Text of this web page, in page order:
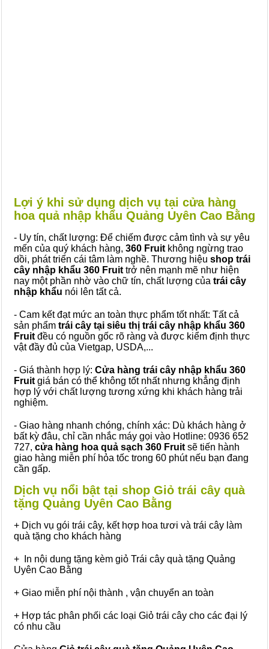
Lợi ý khi sử dụng dịch vụ tại cửa hàng
hoa quả nhập khẩu Quảng Uyên Cao Bằng
- Uy tín, chất lượng: Để chiếm được cảm tình và sự yêu
mến của quý khách hàng, 360 Fruit không ngừng trao
dồi, phát triển cái tâm làm nghề. Thương hiệu shop trái
cây nhập khẩu 360 Fruit trở nên mạnh mẽ như hiện
nay một phần nhờ vào chữ tín, chất lượng của trái cây
nhập khẩu nói lên tất cả.
- Cam kết đạt mức an toàn thực phẩm tốt nhất: Tất cả
sản phẩm trái cây tại siêu thị trái cây nhập khẩu 360
Fruit đều có nguồn gốc rõ ràng và được kiểm định thực
vật đầy đủ của Vietgap, USDA,...
- Giá thành hợp lý: Cửa hàng trái cây nhập khẩu 360
Fruit giá bán có thể không tốt nhất nhưng khẳng định
hợp lý với chất lượng tương xứng khi khách hàng trải
nghiệm.
- Giao hàng nhanh chóng, chính xác: Dù khách hàng ở
bất kỳ đâu, chỉ cần nhắc máy gọi vào Hotline: 0936 652
727, cửa hàng hoa quả sạch 360 Fruit sẽ tiến hành
giao hàng miễn phí hỏa tốc trong 60 phút nếu bạn đang
cần gấp.
Dịch vụ nổi bật tại shop Giỏ trái cây quà
tặng Quảng Uyên Cao Bằng
+ Dịch vụ gói trái cây, kết hợp hoa tươi và trái cây làm
quà tặng cho khách hàng
+ In nội dung tặng kèm giỏ Trái cây quà tặng Quảng
Uyên Cao Bằng
+ Giao miễn phí nội thành , vận chuyển an toàn
+ Hợp tác phân phối các loại Giỏ trái cây cho các đại lý
có nhu cầu